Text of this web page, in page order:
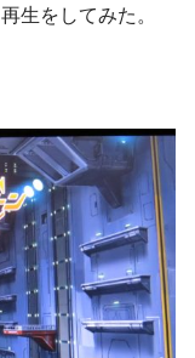
生をしてみた。